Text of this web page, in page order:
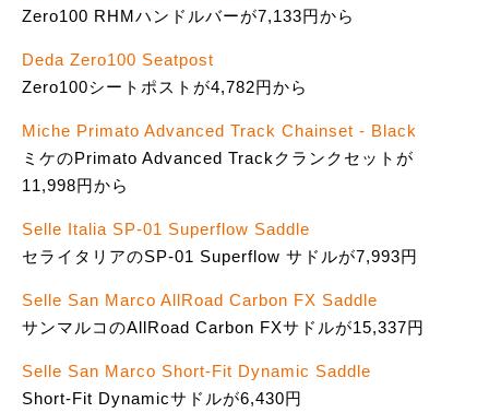
Zero100 RHMハンドルバーが7,133円から
Deda Zero100 Seatpost
Zero100シートポストが4,782円から
Miche Primato Advanced Track Chainset - Black
ミケのPrimato Advanced Trackクランクセットが
11,998円から
Selle Italia SP-01 Superflow Saddle
セライタリアのSP-01 Superflow サドルが7,993円
Selle San Marco AllRoad Carbon FX Saddle
サンマルコのAllRoad Carbon FXサドルが15,337円
Selle San Marco Short-Fit Dynamic Saddle
Short-Fit Dynamicサドルが6,430円